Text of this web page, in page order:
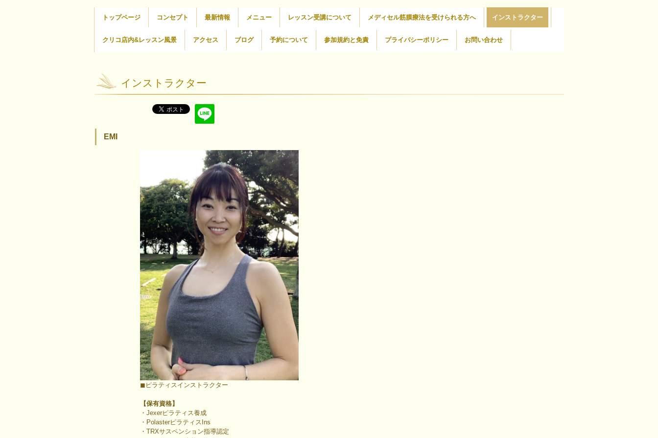
トップページ コンセプト 最新情報 メニュー レッスン受講について メディセル筋膜療法を受けられる方へ インストラクター
クリコ店内&レッスン風景 アクセス ブログ 予約について 参加規約と免責 プライバシーポリシー お問い合わせ
インストラクター
EMI
◼ピラティスインストラクター
【保有資格】
・Jexerピラティス養成
・PolasterピラティスIns
・TRXサスペンション指導認定